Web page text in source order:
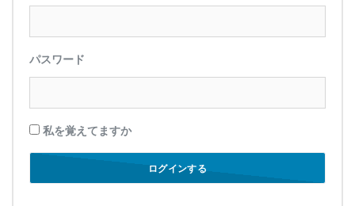
パスワード
私を覚えてますか